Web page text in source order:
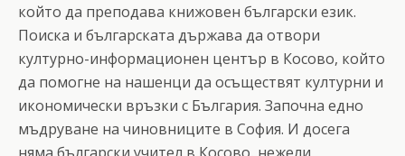
който да преподава книжовен български език.
Поиска и българската държава да отвори
културно-информационен център в Косово, който
да помогне на нашенци да осъществят културни и
икономически връзки с България. Започна едно
мъдруване на чиновниците в София. И досега